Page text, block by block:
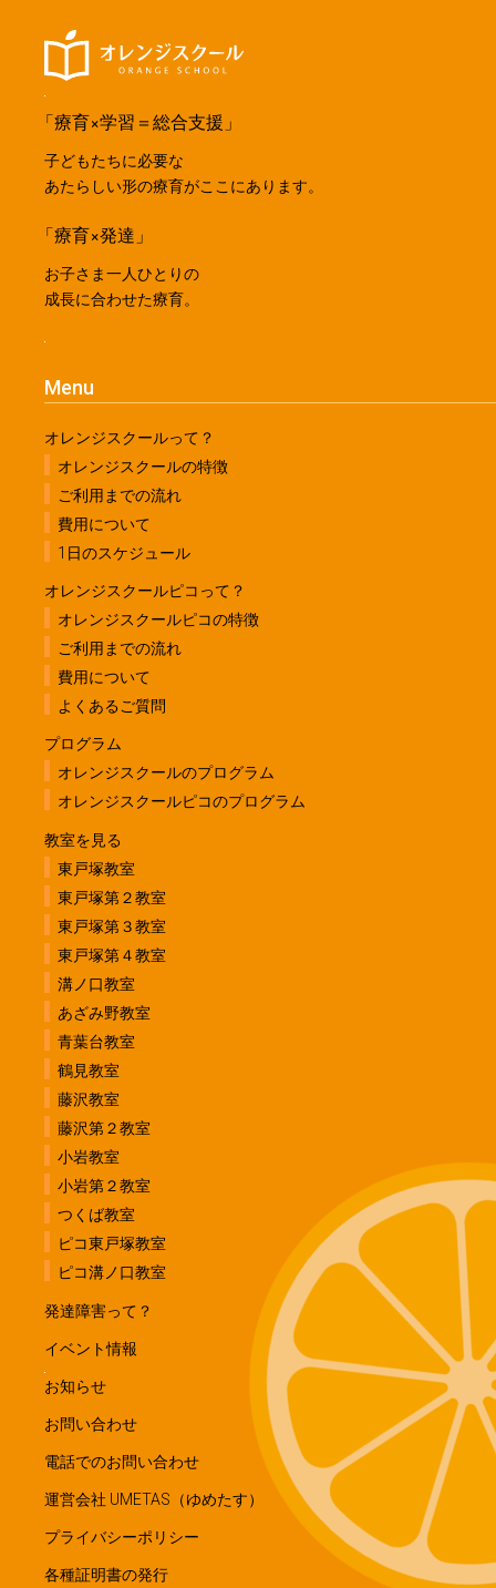
「療育×学習＝総合支援」
子どもたちに必要な
あたらしい形の療育がここにあります。
「療育×発達」
お子さま一人ひとりの
成長に合わせた療育。
Menu
オレンジスクールって？
オレンジスクールの特徴
ご利用までの流れ
費用について
1日のスケジュール
オレンジスクールピコって？
オレンジスクールピコの特徴
ご利用までの流れ
費用について
よくあるご質問
プログラム
オレンジスクールのプログラム
オレンジスクールピコのプログラム
教室を見る
東戸塚教室
東戸塚第２教室
東戸塚第３教室
東戸塚第４教室
溝ノ口教室
あざみ野教室
青葉台教室
鶴見教室
藤沢教室
藤沢第２教室
小岩教室
小岩第２教室
つくば教室
ピコ東戸塚教室
ピコ溝ノ口教室
発達障害って？
イベント情報
お知らせ
お問い合わせ
電話でのお問い合わせ
運営会社 UMETAS（ゆめたす）
プライバシーポリシー
各種証明書の発行